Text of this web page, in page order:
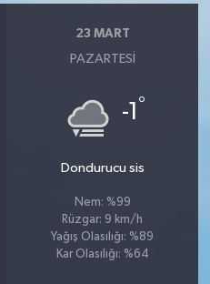
23 MART
PAZARTESI
-1 °
Dondurucu sis
Nem: %99
Rüzgar: 9 km/h
Yağış Olasılığı: %89
Kar Olasılığı: %64